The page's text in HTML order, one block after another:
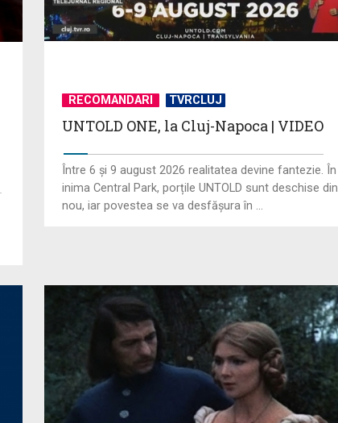
RECOMANDARI TVRCLUJ
UNTOLD ONE, la Cluj-Napoca | VIDEO
Între 6 și 9 august 2026 realitatea devine fantezie. În
inima Central Park, porțile UNTOLD sunt deschise din
nou, iar povestea se va desfășura în ...